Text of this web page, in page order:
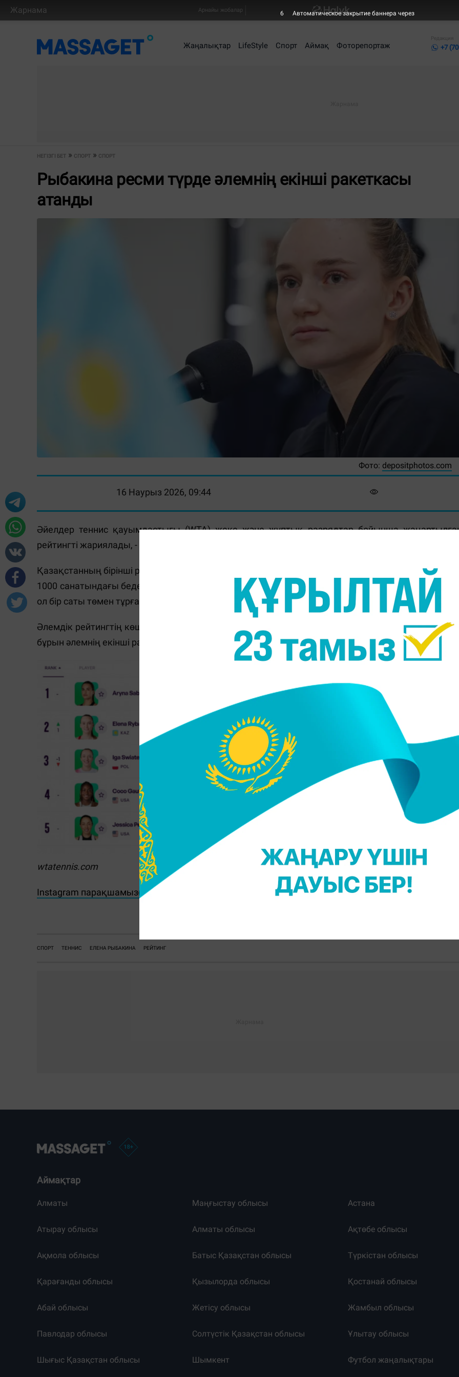
Жарнама Арнайы жобалар
Жаңалықтар LifeStyle Спорт Аймақ Фоторепортаж
Редакция
+7
НЕГІЗГІ БЕТ СПОРТ СПОРТ
Рыбакина ресми түрде әлемнің екінші ракеткасы
атанды
Фото: depositphotos.com
16 Наурыз 2026, 09:44
Әйелдер теннис қауымдастығы (WTA) жеке және жұптық разрядтар бойынша
рейтингті жариялады, - деп хабарлайды
Қазақстанның бірінші ракеткасы Елена Рыбакина АҚШ-тың Индиан-Уэллс қаласында өткен WTA
1000 санатындағы беделді турнирдің финалына дейін жетіп, екінші орынға көтерілді. Бұған дейін
ол бір саты төмен тұрған еді.
Әлемдік рейтингтің көшбасшысы болып Беларусь өкілі Арина Соболенко қалды, ал үздік үштікті
бұрын әлемнің екінші ракеткасы болған Польша теннисшісі Ига Швёнтек түйіндеді.
wtatennis.com
Instagram парақшамызға жазылып, ең қызықты ақпараттарды бірінші болып оқыңыз!
СПОРТ ТЕННИС ЕЛЕНА РЫБАКИНА РЕЙТИНГ
Аймақтар
Алматы Маңғыстау облысы Астана
Атырау облысы Алматы облысы Ақтөбе облысы
Ақмола облысы Батыс Қазақстан облысы Түркістан облысы
Қарағанды облысы Қызылорда облысы Қостанай облысы
Абай облысы Жетісу облысы Жамбыл облысы
Павлодар облысы Солтүстік Қазақстан облысы Ұлытау облысы
Шығыс Қазақстан облысы Шымкент Футбол жаңалықтары
5 Автоматическое закрытие баннера через